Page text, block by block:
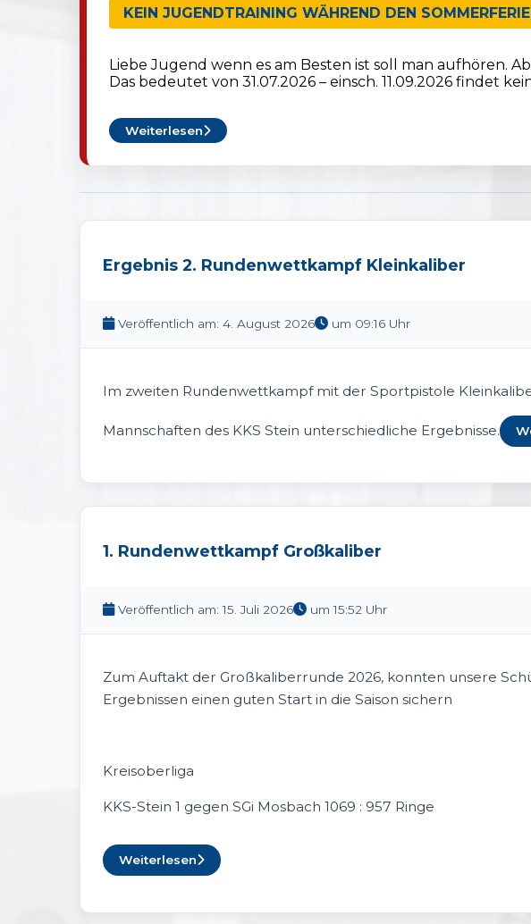
KEIN JUGENDTRAINING WÄHREND DEN
Liebe Jugend wenn es am Besten ist soll man aufhören.
Das bedeutet von 31.07.2026 – einsch. 11.09.2026 findet
Weiterlesen
Ergebnis 2. Rundenwettkampf Kleinkaliber
Veröffentlich am: 4. August 2026 um 09:16 Uhr
Im zweiten Rundenwettkampf mit der Sportpistole
Mannschaften des KKS Stein unterschiedliche Ergebnisse.
1. Rundenwettkampf Großkaliber
Veröffentlich am: 15. Juli 2026 um 15:52 Uhr
Zum Auftakt der Großkaliberrunde 2026, konnten unsere
Ergebnissen einen guten Start in die Saison sichern
Kreisoberliga
KKS-Stein 1 gegen SGi Mosbach 1069 : 957 Ringe
Weiterlesen